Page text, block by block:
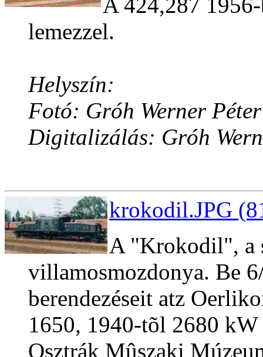
A 424,287
lemezzel.
Helyszín:
Fotó: Gróh Werner Péter
Digitalizálás: Gróh
krokodil.JPG
A "Krokodil", a
villamosmozdonya. Be
berendezéseit atz
1650, 1940-tõl 2680
Osztrák Mûszaki